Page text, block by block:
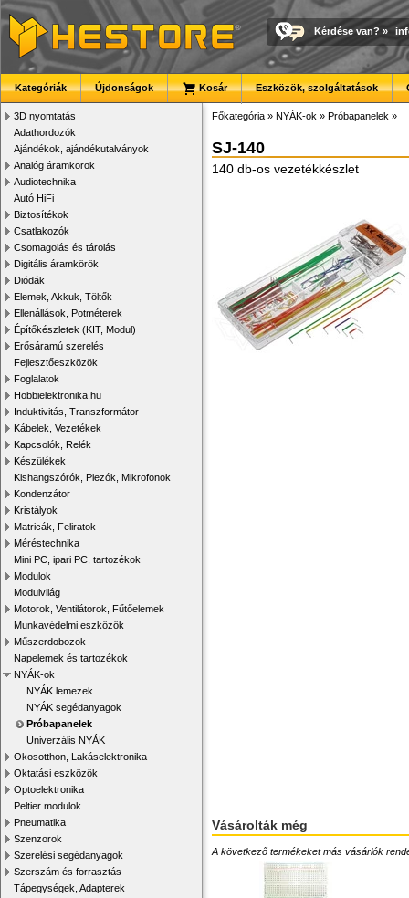
Kérdése van? »
Kategóriák Újdonságok Kosár Eszközök, szolgáltatások
3D nyomtatás
Adathordozók
Ajándékok, ajándékutalványok
Analóg áramkörök
Audiotechnika
Autó HiFi
Biztosítékok
Csatlakozók
Csomagolás és tárolás
Digitális áramkörök
Diódák
Elemek, Akkuk, Töltők
Ellenállások, Potméterek
Építőkészletek (KIT, Modul)
Erősáramú szerelés
Fejlesztőeszközök
Foglalatok
Hobbielektronika.hu
Induktivitás, Transzformátor
Kábelek, Vezetékek
Kapcsolók, Relék
Készülékek
Kishangszórók, Piezók, Mikrofonok
Kondenzátor
Kristályok
Matricák, Feliratok
Méréstechnika
Mini PC, ipari PC, tartozékok
Modulok
Modulvilág
Motorok, Ventilátorok, Fűtőelemek
Munkavédelmi eszközök
Műszerdobozok
Napelemek és tartozékok
NYÁK-ok
NYÁK lemezek
NYÁK segédanyagok
Próbapanelek
Univerzális NYÁK
Okosotthon, Lakáselektronika
Oktatási eszközök
Optoelektronika
Peltier modulok
Pneumatika
Szenzorok
Szerelési segédanyagok
Szerszám és forrasztás
Tápegységek, Adapterek
Főkategória » NYÁK-ok » Próbapanelek »
SJ-140
140 db-os vezetékkészlet
Vásárolták még
A következő termékeket más vásárlók